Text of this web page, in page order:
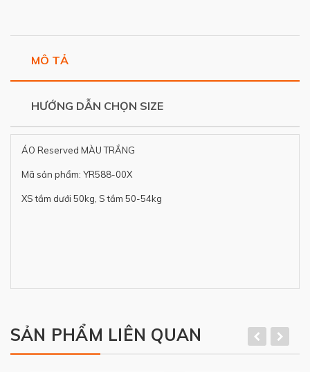
MÔ TẢ
HƯỚNG DẪN CHỌN SIZE
ÁO Reserved MÀU TRẮNG
Mã sản phẩm: YR588-00X
XS tầm dưới 50kg, S tầm 50-54kg
SẢN PHẨM LIÊN QUAN